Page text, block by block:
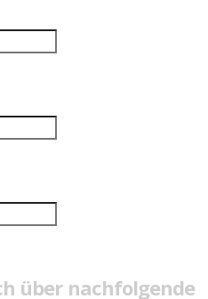
über nachfolgende